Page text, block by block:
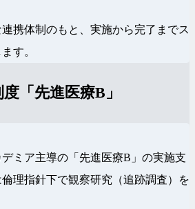
携体制のもと、実施から完了までス
す。
「先進医療B」
ミア主導の「先進医療B」の実施支
理指針下で観察研究（追跡調査）を